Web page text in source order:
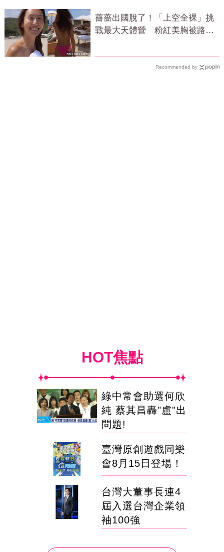
薔薔出國脫了！「上空全裸」挑
戰最大天體營 粉紅美胸被路人
Recommended by
HOT焦點
綠中常會助選何欣
純 蔡其昌轟"盧"出
問題!
臺灣原創遊戲同樂
會8月15日登場！
台灣大董事長連4
屆入選台灣企業領
袖100強